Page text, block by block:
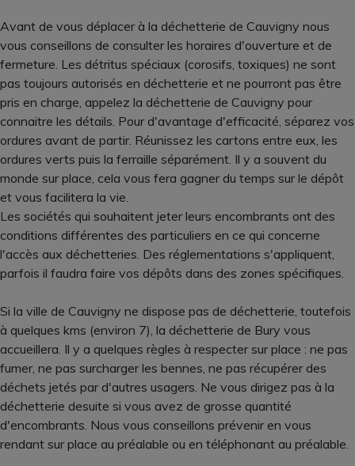
Avant de vous déplacer à la déchetterie de Cauvigny nous
vous conseillons de consulter les horaires d'ouverture et de
fermeture. Les détritus spéciaux (corosifs, toxiques) ne sont
pas toujours autorisés en déchetterie et ne pourront pas être
pris en charge, appelez la déchetterie de Cauvigny pour
connaitre les détails. Pour d'avantage d'efficacité, séparez vos
ordures avant de partir. Réunissez les cartons entre eux, les
ordures verts puis la ferraille séparément. Il y a souvent du
monde sur place, cela vous fera gagner du temps sur le dépôt
et vous facilitera la vie.
Les sociétés qui souhaitent jeter leurs encombrants ont des
conditions différentes des particuliers en ce qui concerne
l'accès aux déchetteries. Des réglementations s'appliquent,
parfois il faudra faire vos dépôts dans des zones spécifiques.
Si la ville de Cauvigny ne dispose pas de déchetterie, toutefois
à quelques kms (environ 7), la déchetterie de Bury vous
accueillera. Il y a quelques règles à respecter sur place : ne pas
fumer, ne pas surcharger les bennes, ne pas récupérer des
déchets jetés par d'autres usagers. Ne vous dirigez pas à la
déchetterie desuite si vous avez de grosse quantité
d'encombrants. Nous vous conseillons prévenir en vous
rendant sur place au préalable ou en téléphonant au préalable.